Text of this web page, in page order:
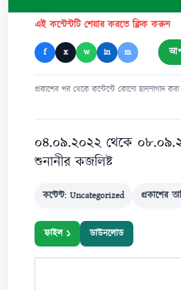
এই কন্টেন্টটি শেয়ার করতে ক্লিক করুন
f x w in m
প্রকাশের পর থেকে কন্টেন্টে কোনো হালনাগাদ করা
০৪.০৯.২০২২ থেকে
শুনানীর কজলিষ্ট
কন্টেন্ট: Uncategorized প্রকাশের
ফাইল ১ ডাউনলোড